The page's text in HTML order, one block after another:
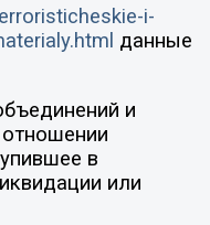
i-
данные
и
отношении
в
или